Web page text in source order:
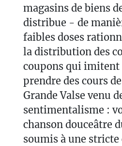
magasins de biens
distribue - de
faibles doses
la distribution des
coupons qui imitent
prendre des cours
Grande Valse venu
sentimentalisme :
chanson douceâtre
soumis à une